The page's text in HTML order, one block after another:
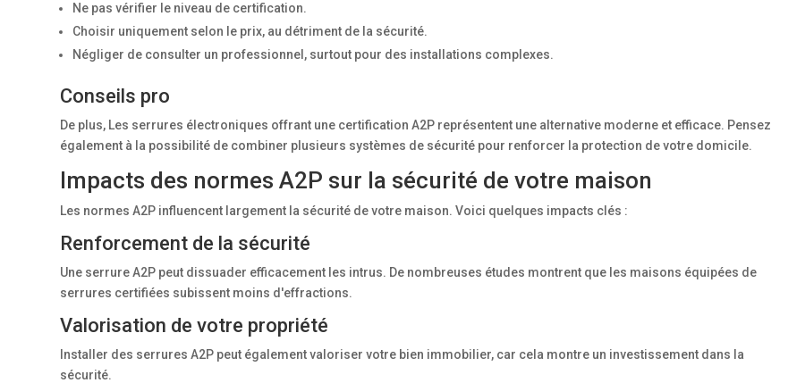
Ne pas vérifier le niveau de certification.
Choisir uniquement selon le prix, au détriment de la sécurité.
Négliger de consulter un professionnel, surtout pour des installations complexes.
Conseils pro
De plus, Les serrures électroniques offrant une certification A2P représentent une alternative moderne et efficace. Pensez
également à la possibilité de combiner plusieurs systèmes de sécurité pour renforcer la protection de votre domicile.
Impacts des normes A2P sur la sécurité de votre maison
Les normes A2P influencent largement la sécurité de votre maison. Voici quelques impacts clés :
Renforcement de la sécurité
Une serrure A2P peut dissuader efficacement les intrus. De nombreuses études montrent que les maisons équipées de
serrures certifiées subissent moins d'effractions.
Valorisation de votre propriété
Installer des serrures A2P peut également valoriser votre bien immobilier, car cela montre un investissement dans la
sécurité.